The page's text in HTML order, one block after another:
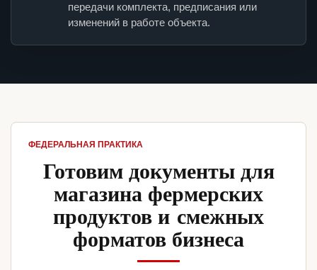
передачи комплекта, предписания или
изменений в работе объекта.
ФЕДЕРАЛЬНАЯ ПРАКТИКА
Готовим документы для
магазина фермерских
продуктов и смежных
форматов бизнеса